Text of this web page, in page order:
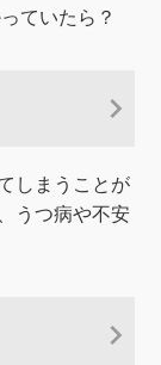
ていたら？
しまうことが
うつ病や不安